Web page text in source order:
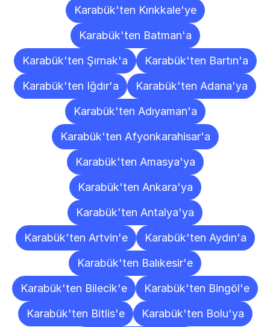
Karabük'ten Kırıkkale'ye
Karabük'ten Batman'a
Karabük'ten Şırnak'a
Karabük'ten Bartın'a
Karabük'ten Iğdır'a
Karabük'ten Adana'ya
Karabük'ten Adıyaman'a
Karabük'ten Afyonkarahisar'a
Karabük'ten Amasya'ya
Karabük'ten Ankara'ya
Karabük'ten Antalya'ya
Karabük'ten Artvin'e
Karabük'ten Aydın'a
Karabük'ten Balıkesir'e
Karabük'ten Bilecik'e
Karabük'ten Bingöl'e
Karabük'ten Bitlis'e
Karabük'ten Bolu'ya